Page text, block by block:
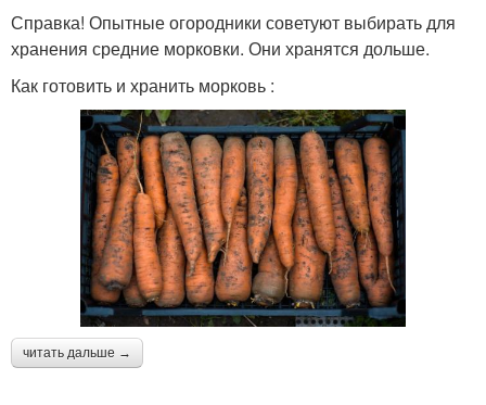
Справка! Опытные огородники советуют выбирать для
хранения средние морковки. Они хранятся дольше.
Как готовить и хранить морковь :
читать дальше →